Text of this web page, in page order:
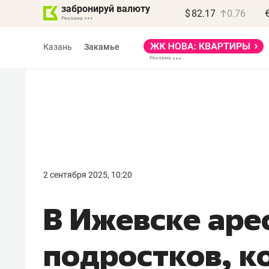
забронируй валюту $ 82.17 0.76
Казань Закамье
2 сентября 2025, 10:20
В Ижевске
подростков,
правил, бизнес может
потерять минимум